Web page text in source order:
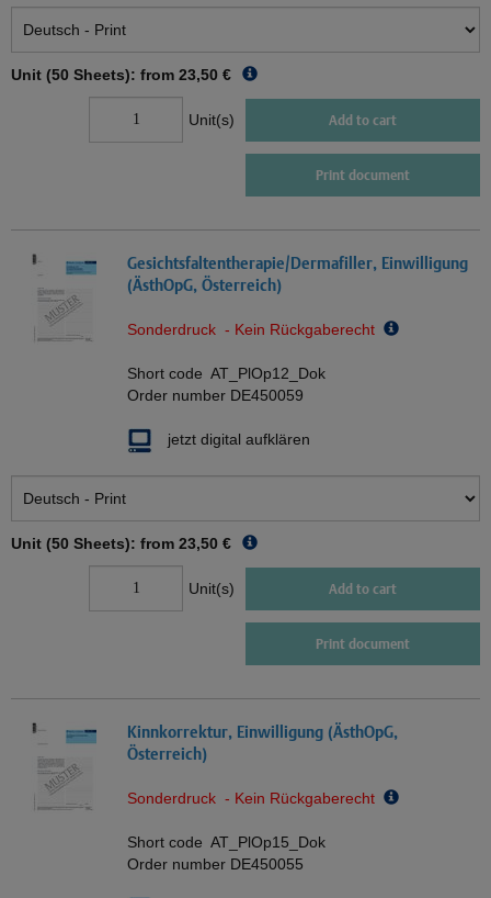
Unit (50 Sheets): from 23,50 €
Unit(s) Add to cart
Print document
Gesichtsfaltentherapie/Dermafiller, Einwilligung
(ÄsthOpG, Österreich)
Sonderdruck - Kein Rückgaberecht
Short code AT_PlOp12_Dok
Order number DE450059
jetzt digital aufklären
Unit (50 Sheets): from 23,50 €
Unit(s) Add to cart
Print document
Kinnkorrektur, Einwilligung (ÄsthOpG,
Österreich)
Sonderdruck - Kein Rückgaberecht
Short code AT_PlOp15_Dok
Order number DE450055